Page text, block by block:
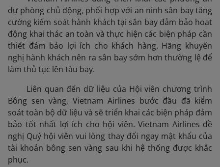
dự phòng chủ động, phối hợp với an ninh sân bay tăng
cường kiểm soát hành khách tại sân bay đảm bảo hoạt
động khai thác an toàn và thực hiện các biện pháp cần
thiết đảm bảo lợi ích cho khách hàng. Hãng khuyến
nghị hành khách nên ra sân bay sớm hơn thường lệ để
làm thủ tục lên tàu bay.
Liên quan đến dữ liệu của Hội viên chương trình
Bông sen vàng, Vietnam Airlines bước đầu đã kiểm
soát toàn bộ dữ liệu và sẽ triển khai các biện pháp đảm
bảo tốt nhất lợi ích cho hội viên. Vietnam Airlines đề
nghị Quý hội viên vui lòng thay đổi ngay mật khẩu của
tài khoản bông sen vàng sau khi hệ thống được khắc
phục.